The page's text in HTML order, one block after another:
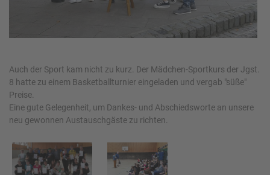
Auch der Sport kam nicht zu kurz. Der Mädchen-Sportkurs der Jgst.
8 hatte zu einem Basketballturnier eingeladen und vergab "süße"
Preise.
Eine gute Gelegenheit, um Dankes- und Abschiedsworte an unsere
neu gewonnen Austauschgäste zu richten.